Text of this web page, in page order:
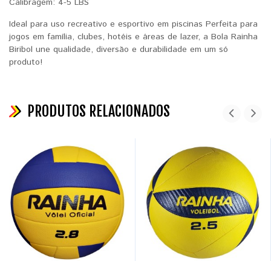
Ideal para uso recreativo e esportivo em piscinas Perfeita para
jogos em família, clubes, hotéis e áreas de lazer, a Bola Rainha
Biribol une qualidade, diversão e durabilidade em um só
produto!
PRODUTOS RELACIONADOS